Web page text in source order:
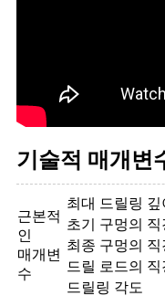
기술적 매개변
근본적
인
매개변
수
최대 드릴링 깊
초기 구멍의 직
최종 구멍의 직
드릴 로드의 직
드릴링 각도